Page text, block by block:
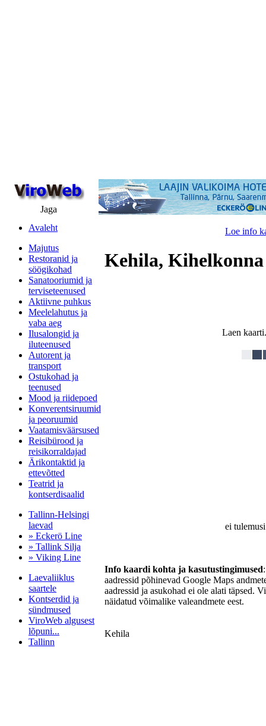
Jaga
Avaleht
Majutus
Restoranid ja
söögikohad
Sanatooriumid ja
terviseteenused
Aktiivne puhkus
Meelelahutus ja
vaba aeg
Ilusalongid ja
iluteenused
Autorent ja
transport
Ostukohad ja
teenused
Mood ja riidepoed
Konverentsiruumid
ja peoruumid
Vaatamisväärsused
Reisibürood ja
reisikorraldajad
Ärikontaktid ja
ettevõtted
Teatrid ja
kontserdisaalid
Tallinn-Helsingi
laevad
» Eckerö Line
» Tallink Silja
» Viking Line
Laevaliiklus
saartele
Kontserdid ja
sündmused
ViroWeb algusest
lõpuni...
Tallinn
Loe info
Kehila,
Laen
ei
Info kaardi kohta ja kasutustingimused
aadressid põhinevad Google Maps
aadressid ja asukohad ei ole alati täpsed.
näidatud võimalike valeandmete eest.
Kehila